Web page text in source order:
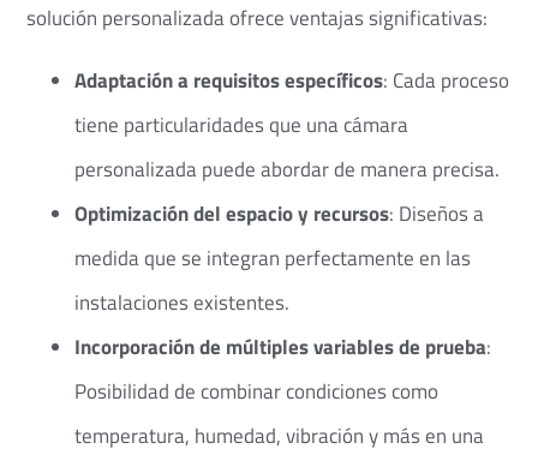
solución personalizada ofrece ventajas significativas:​
Adaptación a requisitos específicos: Cada proceso
tiene particularidades que una cámara
personalizada puede abordar de manera precisa.​
Optimización del espacio y recursos: Diseños a
medida que se integran perfectamente en las
instalaciones existentes.​
Incorporación de múltiples variables de prueba:
Posibilidad de combinar condiciones como
temperatura, humedad, vibración y más en una